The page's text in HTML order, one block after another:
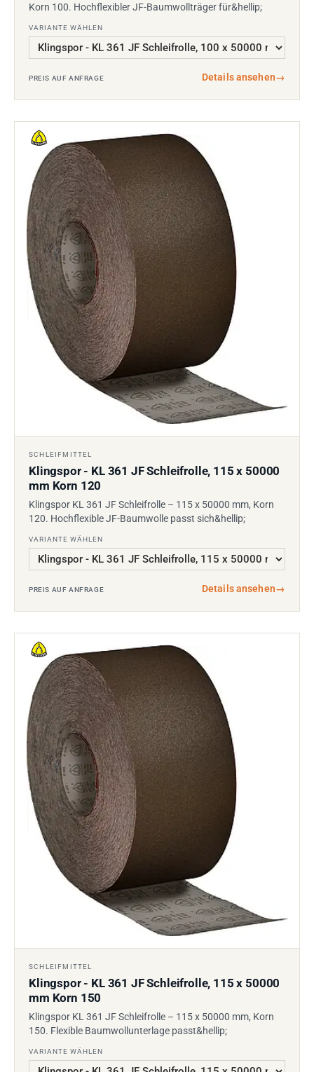
Korn 100. Hochflexibler JF-Baumwollträger für&hellip;
VARIANTE WÄHLEN
PREIS AUF ANFRAGE Details ansehen→
SCHLEIFMITTEL
Klingspor - KL 361 JF Schleifrolle, 115 x 50000
mm Korn 120
Klingspor KL 361 JF Schleifrolle – 115 x 50000 mm, Korn
120. Hochflexible JF-Baumwolle passt sich&hellip;
VARIANTE WÄHLEN
PREIS AUF ANFRAGE Details ansehen→
SCHLEIFMITTEL
Klingspor - KL 361 JF Schleifrolle, 115 x 50000
mm Korn 150
Klingspor KL 361 JF Schleifrolle – 115 x 50000 mm, Korn
150. Flexible Baumwollunterlage passt&hellip;
VARIANTE WÄHLEN